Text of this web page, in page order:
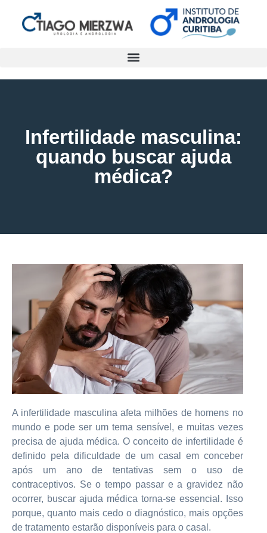
Infertilidade masculina:
quando buscar ajuda
médica?
A infertilidade masculina afeta milhões de homens no
mundo e pode ser um tema sensível, e muitas vezes
precisa de ajuda médica. O conceito de infertilidade é
definido pela dificuldade de um casal em conceber
após um ano de tentativas sem o uso de
contraceptivos. Se o tempo passar e a gravidez não
ocorrer, buscar ajuda médica torna-se essencial. Isso
porque, quanto mais cedo o diagnóstico, mais opções
de tratamento estarão disponíveis para o casal.